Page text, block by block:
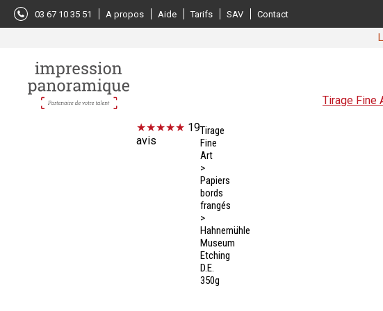
03 67 10 35 51 A propos Aide Tarifs SAV Contact
Tirage Fine
19
avis
Tirage
Fine
Art
>
Papiers
bords
frangés
>
Hahnemühle
Museum
Etching
D.E.
350g
Panneau de gestion des cookies